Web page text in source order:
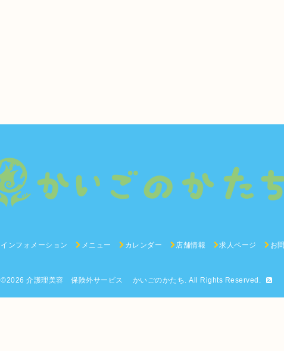
インフォメーション メニュー カレンダー 店舗情報 求人ページ お
©2026 介護理美容 保険外サービス かいごのかたち. All Rights Reserved.